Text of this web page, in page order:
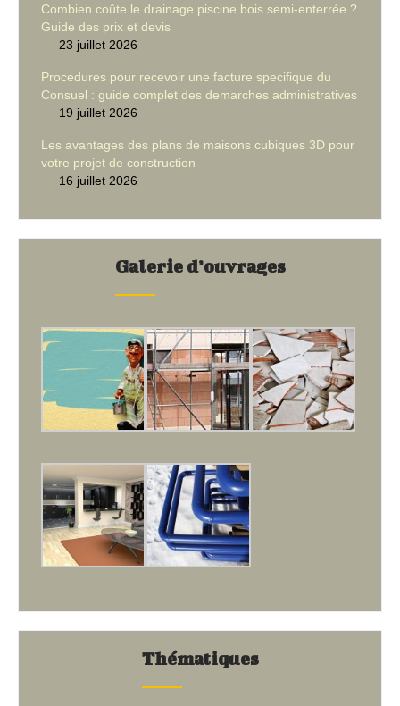
Combien coûte le drainage piscine bois semi-enterrée ?
Guide des prix et devis
23 juillet 2026
Procedures pour recevoir une facture specifique du
Consuel : guide complet des demarches administratives
19 juillet 2026
Les avantages des plans de maisons cubiques 3D pour
votre projet de construction
16 juillet 2026
Galerie d’ouvrages
Thématiques